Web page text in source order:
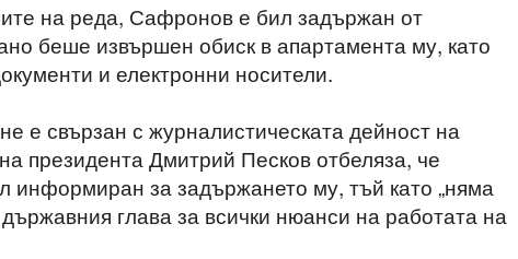
на реда, Сафронов е бил задържан от
беше извършен обиск в апартамента му, като
и електронни носители.
е свързан с журналистическата дейност на
президента Дмитрий Песков отбеляза, че
информиран за задържането му, тъй като „няма
глава за всички нюанси на работата на